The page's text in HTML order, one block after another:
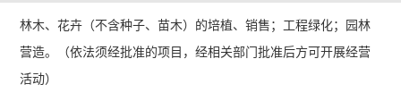
林木、花卉（不含种子、苗木）的培植、销售；工程绿化；园林
营造。（依法须经批准的项目，经相关部门批准后方可开展经营
活动）